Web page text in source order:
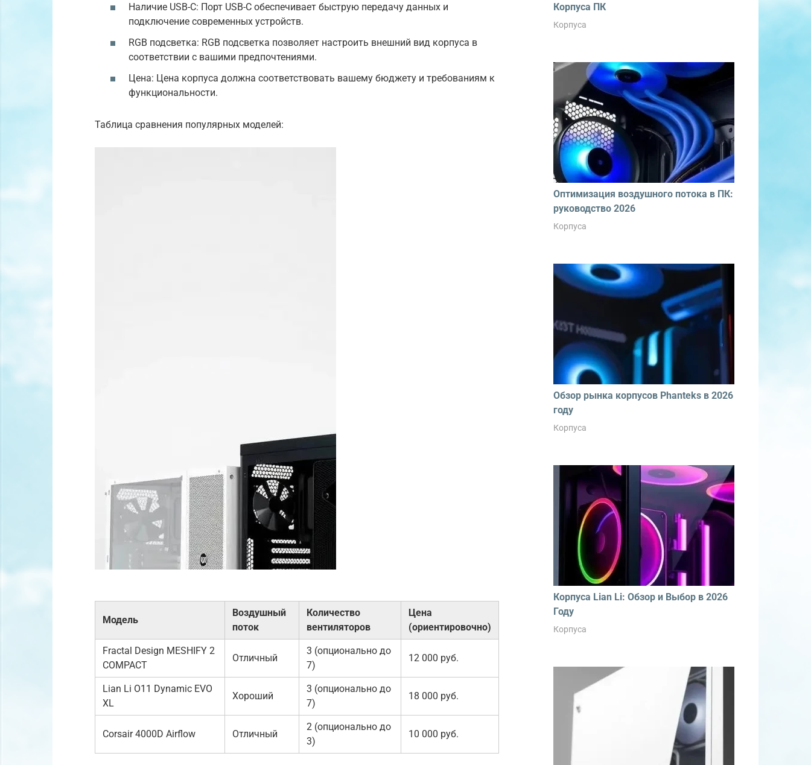
Наличие USB-C: Порт USB-C обеспечивает быструю передачу данных и
подключение современных устройств.
RGB подсветка: RGB подсветка позволяет настроить внешний вид корпуса в
соответствии с вашими предпочтениями.
Цена: Цена корпуса должна соответствовать вашему бюджету и требованиям к
функциональности.
Таблица сравнения популярных моделей:
Модель
Воздушный
поток
Количество
вентиляторов
Цена
(ориентировочно)
Fractal Design MESHIFY 2
COMPACT
Отличный
3 (опционально до
7)
12 000 руб.
Lian Li O11 Dynamic EVO
XL
Хороший
3 (опционально до
7)
18 000 руб.
Corsair 4000D Airflow Отличный
2 (опционально до
3)
10 000 руб.
Корпуса ПК
Корпуса
Оптимизация воздушного потока в ПК:
руководство 2026
Корпуса
Обзор рынка корпусов Phanteks в 2026
году
Корпуса
Корпуса Lian Li: Обзор и Выбор в 2026
Году
Корпуса